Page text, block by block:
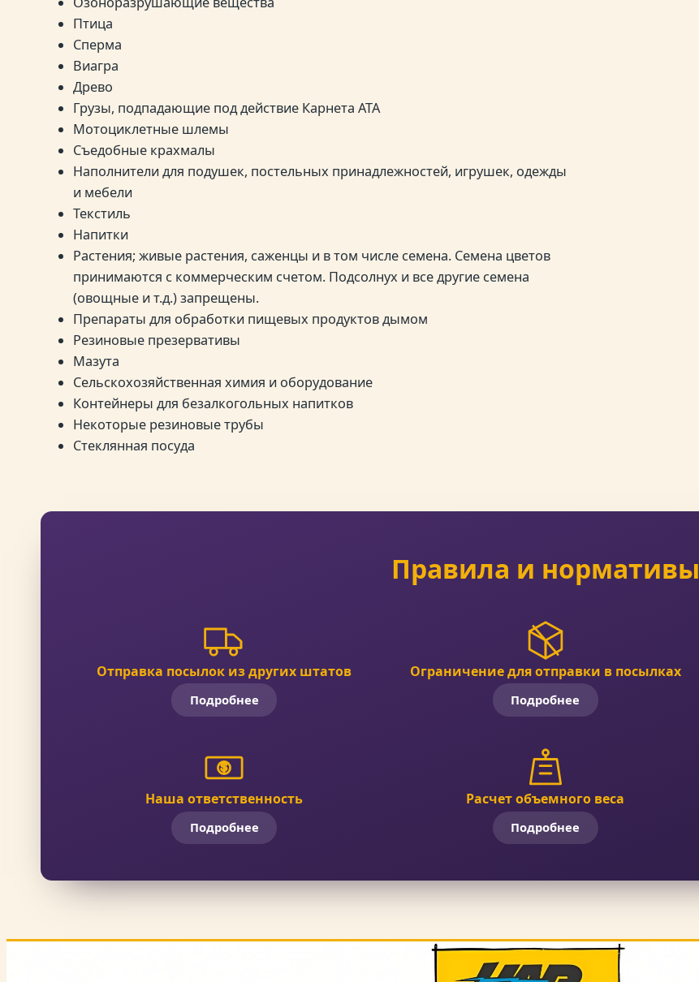
Птица
Сперма
Виагра
Древо
Грузы, подпадающие под действие Карнета АТА
Мотоциклетные шлемы
Съедобные крахмалы
Наполнители для подушек, постельных принадлежностей, игрушек, одежды
и мебели
Текстиль
Напитки
Растения; живые растения, саженцы и в том числе семена. Семена цветов
принимаются с коммерческим счетом. Подсолнух и все другие семена
(овощные и т.д.) запрещены.
Препараты для обработки пищевых продуктов дымом
Резиновые презервативы
Мазута
Сельскохозяйственная химия и оборудование
Контейнеры для безалкогольных напитков
Некоторые резиновые трубы
Стеклянная посуда
Правила и нормативы
Отправка посылок из других штатов
Подробнее
Ограничение для отправки в посылках
Подробнее
Наша ответственность
Подробнее
Расчет объемного веса
Подробнее